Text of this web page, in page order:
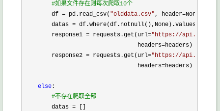
#如果文件存在则每次爬取10个
        df = pd.read_csv(
"olddata.csv", header=None)
        datas
=
        response1 = requests.get(url=
"https://
                                 headers
=headers)
        response2
= requests.get(url="https://
                                 headers
=headers)
else :
#不存在爬取全部
        datas =